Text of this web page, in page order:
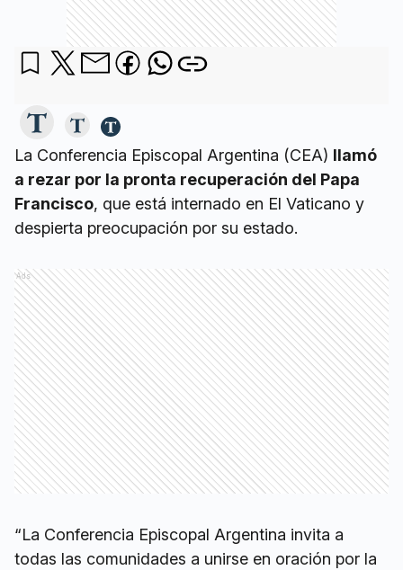
La Conferencia Episcopal Argentina (CEA) llamó
a rezar por la pronta recuperación del Papa
Francisco, que está internado en El Vaticano y
despierta preocupación por su estado.
Ads
“La Conferencia Episcopal Argentina invita a
todas las comunidades a unirse en oración por la